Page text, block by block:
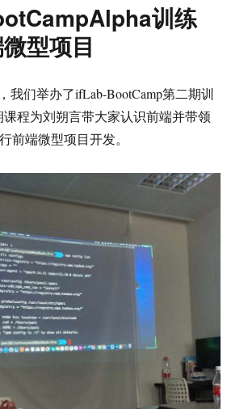
社
训练
型项目
我们举办了ifLab-BootCamp第二期训
程为刘朔言带大家认识前端并带领
前端微型项目开发。